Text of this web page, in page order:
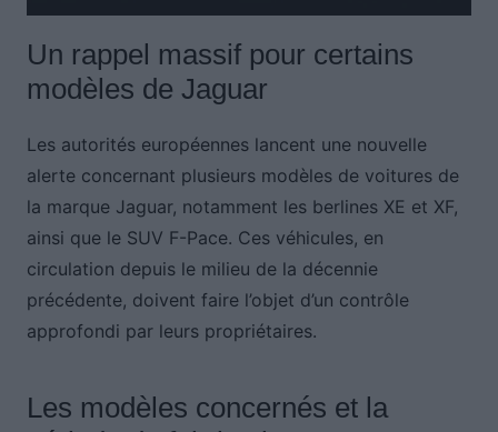
Un rappel massif pour certains
modèles de Jaguar
Les autorités européennes lancent une nouvelle
alerte concernant plusieurs modèles de voitures de
la marque Jaguar, notamment les berlines XE et XF,
ainsi que le SUV F-Pace. Ces véhicules, en
circulation depuis le milieu de la décennie
précédente, doivent faire l’objet d’un contrôle
approfondi par leurs propriétaires.
Les modèles concernés et la